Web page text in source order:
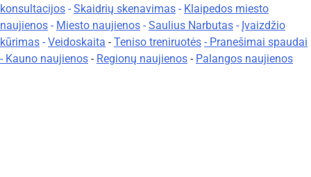
konsultacijos - Skaidrių skenavimas - Klaipedos miesto
naujienos - Miesto naujienos - Saulius Narbutas - Įvaizdžio
kūrimas - Veidoskaita - Teniso treniruotės - Pranešimai spaudai
- Kauno naujienos - Regionų naujienos - Palangos naujienos